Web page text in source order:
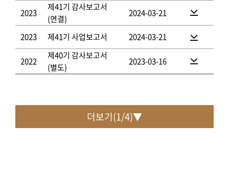
2023
제41기 감사보고서
(연결)
2024-03-21
2023 제41기 사업보고서 2024-03-21
2022
제40기 감사보고서
(별도)
2023-03-16
더보기(1/4)▼